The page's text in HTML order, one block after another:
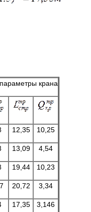
крана
12,35 10,25
13,09 4,54
19,44 10,23
20,72 3,34
17,35 3,146